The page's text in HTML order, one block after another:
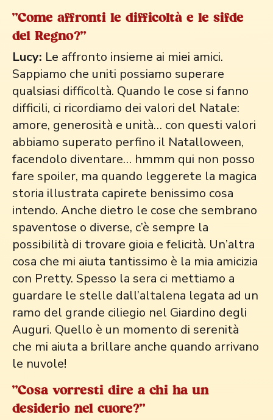
"Come affronti le difficoltà e le sifde
del Regno?"
Lucy: Le affronto insieme ai miei amici.
Sappiamo che uniti possiamo superare
qualsiasi difficoltà. Quando le cose si fanno
difficili, ci ricordiamo dei valori del Natale:
amore, generosità e unità… con questi valori
abbiamo superato perfino il Natalloween,
facendolo diventare… hmmm qui non posso
fare spoiler, ma quando leggerete la magica
storia illustrata capirete benissimo cosa
intendo. Anche dietro le cose che sembrano
spaventose o diverse, c’è sempre la
possibilità di trovare gioia e felicità. Un’altra
cosa che mi aiuta tantissimo è la mia amicizia
con Pretty. Spesso la sera ci mettiamo a
guardare le stelle dall’altalena legata ad un
ramo del grande ciliegio nel Giardino degli
Auguri. Quello è un momento di serenità
che mi aiuta a brillare anche quando arrivano
le nuvole!
"Cosa vorresti dire a chi ha un
desiderio nel cuore?"